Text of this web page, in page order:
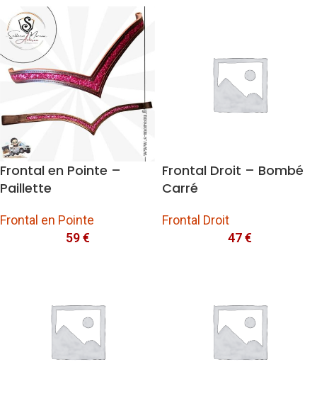
Frontal en Pointe –
Paillette
Frontal en Pointe
59€
Frontal Droit – Bombé
Carré
Frontal Droit
47€